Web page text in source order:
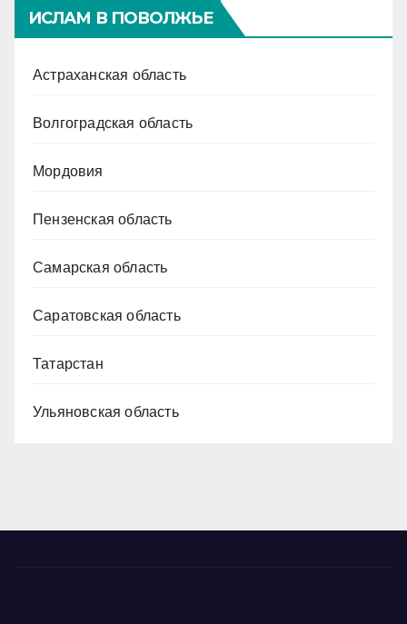
ИСЛАМ В ПОВОЛЖЬЕ
Астраханская область
Волгоградская область
Мордовия
Пензенская область
Самарская область
Саратовская область
Татарстан
Ульяновская область